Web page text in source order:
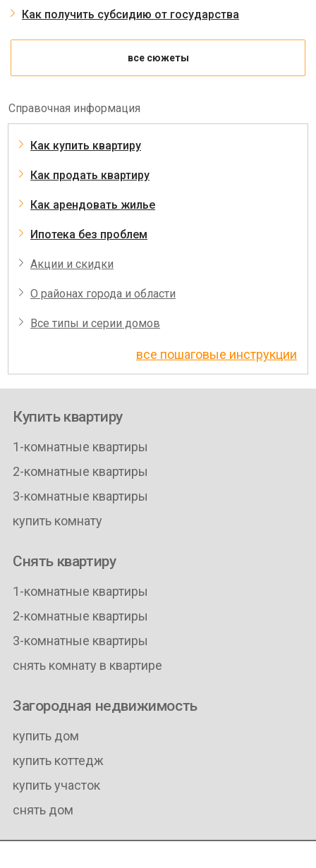
Как получить субсидию от государства
все сюжеты
Справочная информация
Как купить квартиру
Как продать квартиру
Как арендовать жилье
Ипотека без проблем
Акции и скидки
О районах города и области
Все типы и серии домов
все пошаговые инструкции
Купить квартиру
1-комнатные квартиры
2-комнатные квартиры
3-комнатные квартиры
купить комнату
Снять квартиру
1-комнатные квартиры
2-комнатные квартиры
3-комнатные квартиры
снять комнату в квартире
Загородная недвижимость
купить дом
купить коттедж
купить участок
снять дом